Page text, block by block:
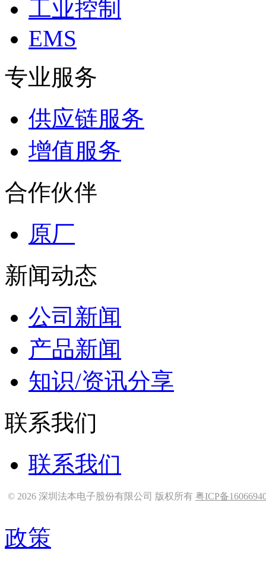
工业控制
EMS
专业服务
供应链服务
增值服务
合作伙伴
原厂
新闻动态
公司新闻
产品新闻
知识/资讯分享
联系我们
联系我们
© 2026 深圳法本电子股份有限公司 版权所有 粤ICP备
政策